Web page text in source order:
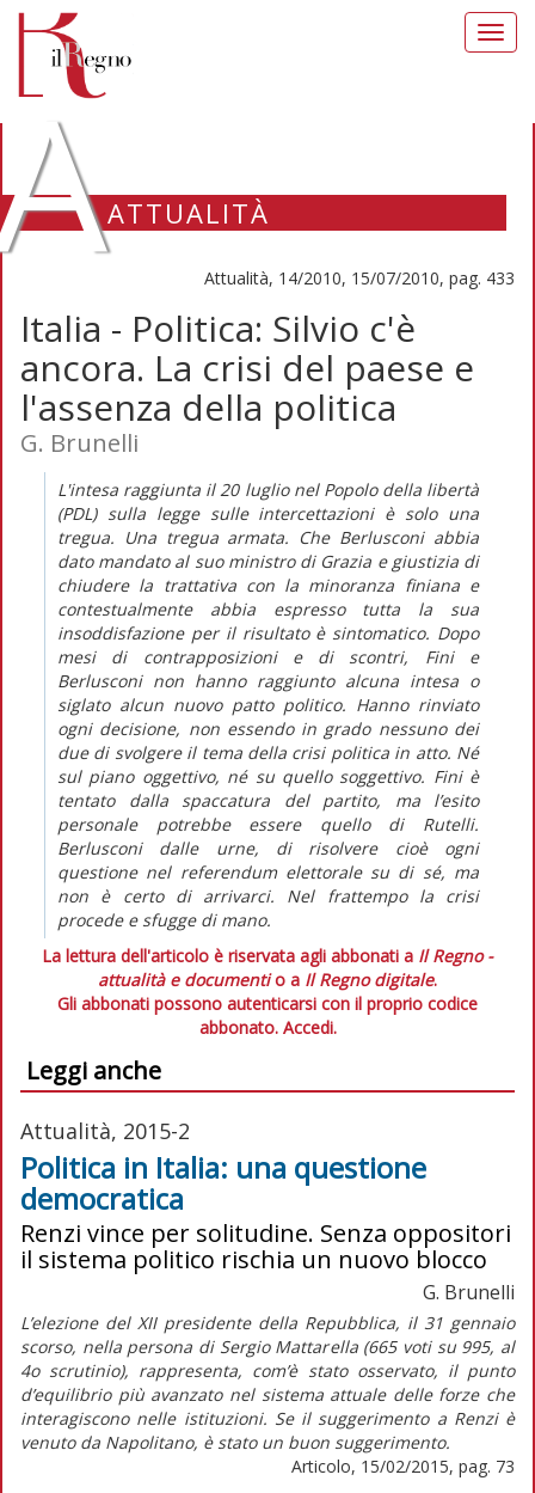
ATTUALITÀ
Attualità, 14/2010, 15/07/2010, pag. 433
Italia - Politica: Silvio c'è
ancora. La crisi del paese e
l'assenza della politica
G. Brunelli
L'intesa raggiunta il 20 luglio nel Popolo della libertà
(PDL) sulla legge sulle intercettazioni è solo una
tregua. Una tregua armata. Che Berlusconi abbia
dato mandato al suo ministro di Grazia e giustizia di
chiudere la trattativa con la minoranza finiana e
contestualmente abbia espresso tutta la sua
insoddisfazione per il risultato è sintomatico. Dopo
mesi di contrapposizioni e di scontri, Fini e
Berlusconi non hanno raggiunto alcuna intesa o
siglato alcun nuovo patto politico. Hanno rinviato
ogni decisione, non essendo in grado nessuno dei
due di svolgere il tema della crisi politica in atto. Né
sul piano oggettivo, né su quello soggettivo. Fini è
tentato dalla spaccatura del partito, ma l’esito
personale potrebbe essere quello di Rutelli.
Berlusconi dalle urne, di risolvere cioè ogni
questione nel referendum elettorale su di sé, ma
non è certo di arrivarci. Nel frattempo la crisi
procede e sfugge di mano.
La lettura dell'articolo è riservata agli abbonati a Il Regno -
attualità e documentio a Il Regno digitale.
Gli abbonati possono autenticarsi con il proprio codice
abbonato. Accedi.
Leggi anche
Attualità, 2015-2
Politica in Italia: una questione
democratica
Renzi vince per solitudine. Senza oppositori
il sistema politico rischia un nuovo blocco
G. Brunelli
L’elezione del XII presidente della Repubblica, il 31 gennaio
scorso, nella persona di Sergio Mattarella (665 voti su 995, al
4o scrutinio), rappresenta, com’è stato osservato, il punto
d’equilibrio più avanzato nel sistema attuale delle forze che
interagiscono nelle istituzioni. Se il suggerimento a Renzi è
venuto da Napolitano, è stato un buon suggerimento.
Articolo, 15/02/2015, pag. 73